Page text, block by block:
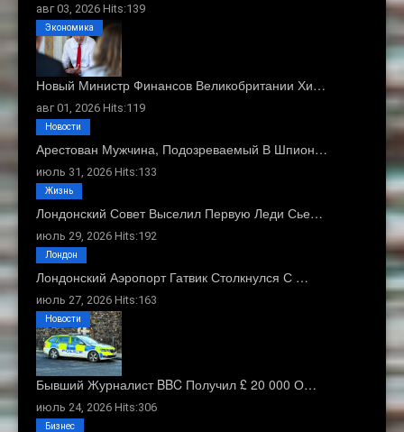
авг 03, 2026 Hits:139
Новый Министр Финансов Великобритании Хи…
авг 01, 2026 Hits:119
Экономика
Арестован Мужчина, Подозреваемый В Шпион…
июль 31, 2026 Hits:133
Новости
Лондонский Совет Выселил Первую Леди Сье…
июль 29, 2026 Hits:192
Жизнь
Лондонский Аэропорт Гатвик Столкнулся С …
июль 27, 2026 Hits:163
Лондон
Бывший Журналист BBC Получил £ 20 000 О…
июль 24, 2026 Hits:306
Новости
Бизнес